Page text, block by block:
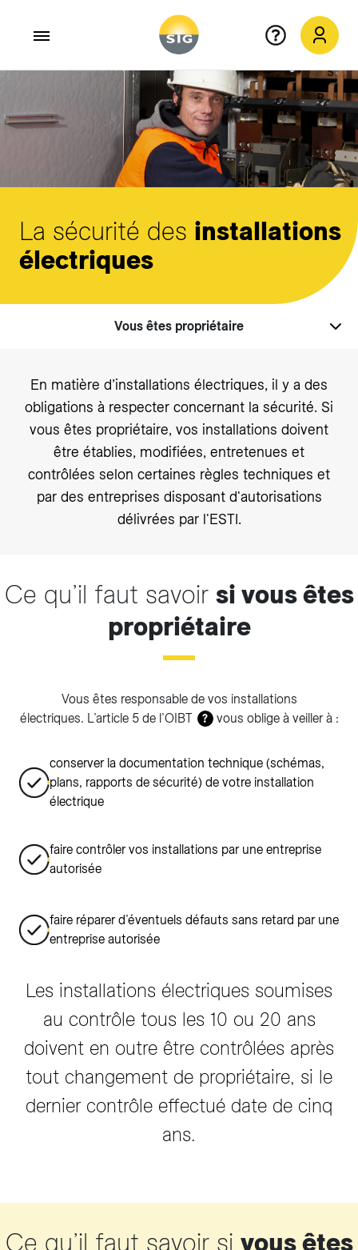
Aller au contenu principal
La sécurité des installations
électriques
Vous êtes propriétaire
En matière d’installations électriques, il y a des
obligations à respecter concernant la sécurité. Si
vous êtes propriétaire, vos installations doivent
être établies, modifiées, entretenues et
contrôlées selon certaines règles techniques et
par des entreprises disposant d'autorisations
délivrées par l'ESTI.
Ce qu’il faut savoir si vous êtes
propriétaire
Vous êtes responsable de vos installations
électriques. L’article 5 de l’OIBT
? vous oblige à veiller à :
conserver la documentation technique (schémas,
plans, rapports de sécurité) de votre installation
électrique
faire contrôler vos installations par une entreprise
autorisée
faire réparer d’éventuels défauts sans retard par une
entreprise autorisée
Les installations électriques soumises
au contrôle tous les 10 ou 20 ans
doivent en outre être contrôlées après
tout changement de propriétaire, si le
dernier contrôle effectué date de cinq
ans.
Ce qu’il faut savoir si vous êtes